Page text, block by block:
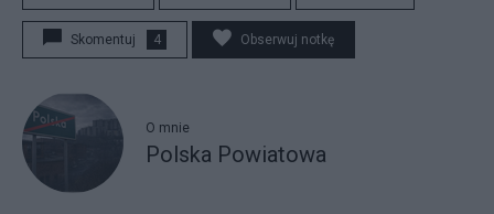
Skomentuj 4 Obserwuj notkę
O mnie
Polska Powiatowa